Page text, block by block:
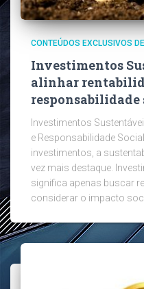
CONTEÚDOS EXCLUSIVOS
Investimentos
alinhar
responsabilidade
Investimentos
e Responsabilidade
investimentos, a
vez mais destaque.
significa apenas buscar
considerar o impacto